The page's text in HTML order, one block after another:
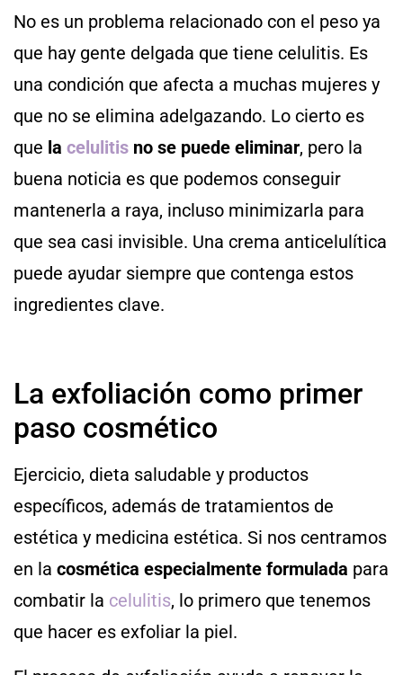
No es un problema relacionado con el peso ya
que hay gente delgada que tiene celulitis. Es
una condición que afecta a muchas mujeres y
que no se elimina adelgazando. Lo cierto es
que la celulitis no se puede eliminar, pero la
buena noticia es que podemos conseguir
mantenerla a raya, incluso minimizarla para
que sea casi invisible. Una crema anticelulítica
puede ayudar siempre que contenga estos
ingredientes clave.
La exfoliación como primer
paso cosmético
Ejercicio, dieta saludable y productos
específicos, además de tratamientos de
estética y medicina estética. Si nos centramos
en la cosmética especialmente formulada para
combatir la celulitis, lo primero que tenemos
que hacer es exfoliar la piel.